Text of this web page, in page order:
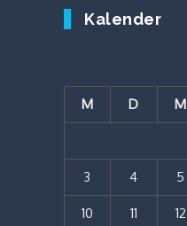
Kalender
M D M
3 4 5
10 11 12